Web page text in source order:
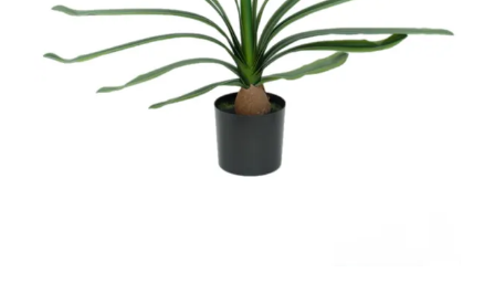
Дельфиниумы
Амариллисы